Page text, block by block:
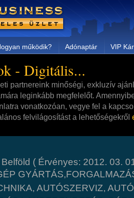
működik? Adónaptár VIP
- Digitális...
partnereink minőségi, exkluzív
leginkább megfelelőt.
vonatkozóan, vegye fel a
felvilágosítást a lehetőségekről
( Érvényes: 2012. 03.
AUTÓSZERVIZ,